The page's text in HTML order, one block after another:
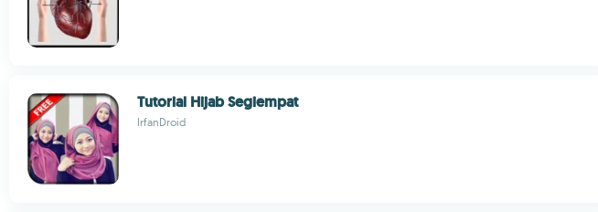
Tutorial Hijab Segiempat
IrfanDroid